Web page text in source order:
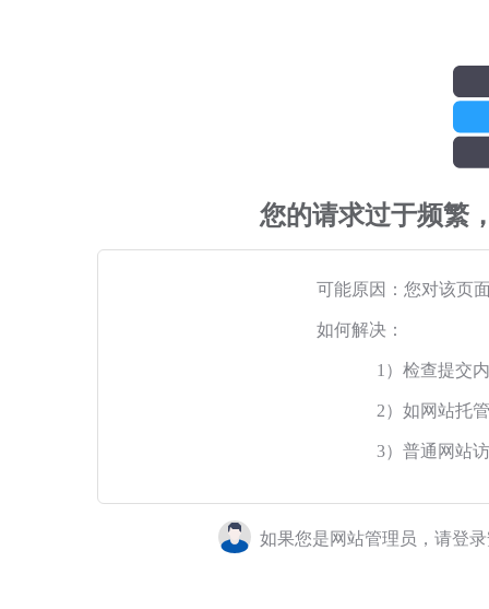
您的请求过于频繁
可能原因：您对该页
如何解决：
1）检查提交
2）如网站托
3）普通网站
如果您是网站管理员，请登